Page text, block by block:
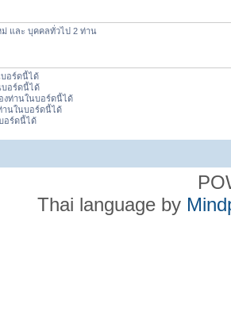
และ บุคคลทั่วไป 2 ท่าน
อร์ดนี้ได้
บอร์ดนี้ได้
งท่านในบอร์ดนี้ได้
านในบอร์ดนี้ได้
อร์ดนี้ได้
Thai language by